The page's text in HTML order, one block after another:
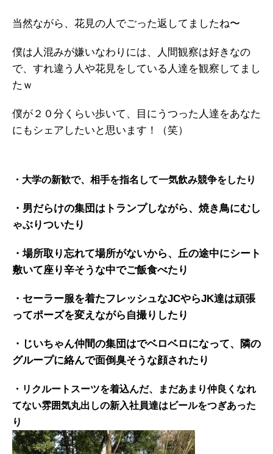
当然ながら、花見の人でごった返してましたね〜
僕は人混みが嫌いなわりには、人間観察は好きなの
で、すれ違う人や花見をしている人達を観察してまし
たｗ
僕が２０分くらい歩いて、目にうつった人達をあなた
にもシェアしたいと思います！（笑）
・大学の新歓で、相手を指名して一気飲み競争をしたり
・男だらけの集団はトランプしながら、焼き鳥にむし
ゃぶりついたり
・場所取り忘れて場所がないから、丘の途中にシート
敷いて座り辛そうな中でご飯食べたり
・セーラー服を着たフレッシュなJCやらJK達は頑張
ってポーズを変えながら自撮りしたり
・じいちゃん仲間の集団はでベロベロになって、隣の
グループに絡んで面倒臭そうな顔されたり
・リクルートスーツを着込んだ、まだあまり仲良くなれ
てない雰囲気丸出しの新入社員達はビールをつぎあった
り